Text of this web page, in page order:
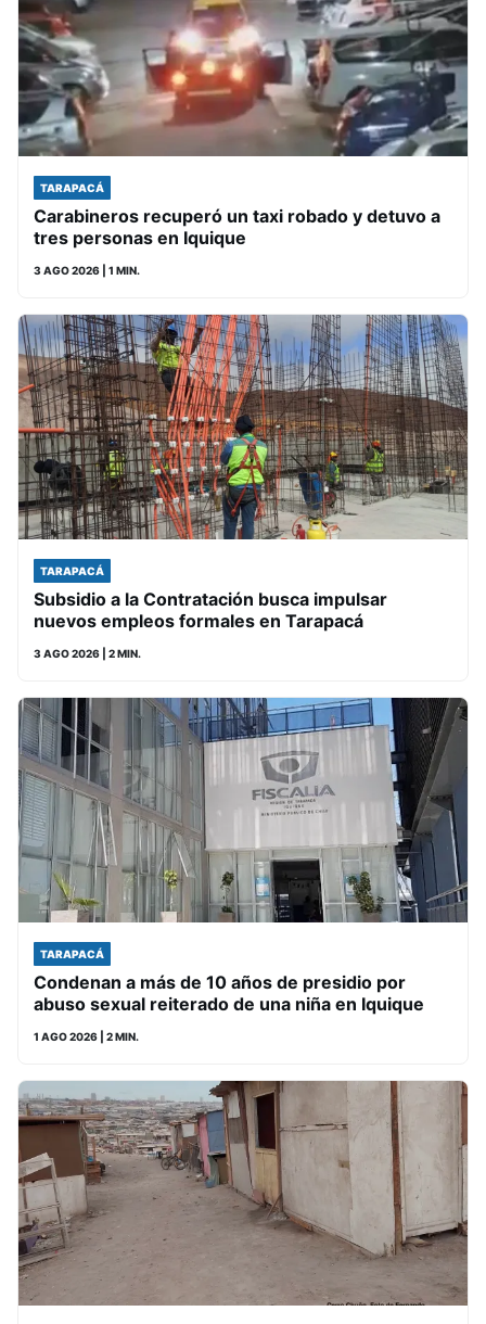
TARAPACÁ
Carabineros recuperó un taxi robado y detuvo a
tres personas en Iquique
3 AGO 2026 | 1 MIN.
TARAPACÁ
Subsidio a la Contratación busca impulsar
nuevos empleos formales en Tarapacá
3 AGO 2026 | 2 MIN.
TARAPACÁ
Condenan a más de 10 años de presidio por
abuso sexual reiterado de una niña en Iquique
1 AGO 2026 | 2 MIN.